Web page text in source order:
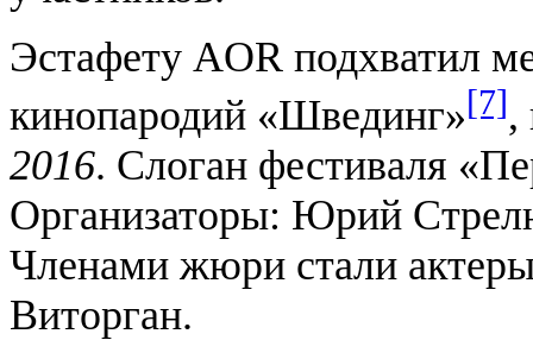
Эстафету AOR подхватил
кинопародий «Швединг»[7],
2016. Слоган фестиваля
Организаторы: Юрий
Членами жюри стали
Виторган.